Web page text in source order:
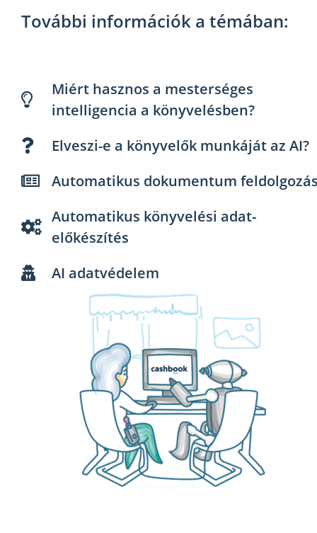
További információk a témában:​
Miért hasznos a mesterséges
intelligencia a könyvelésben?
Elveszi-e a könyvelők munkáját az AI?
Automatikus dokumentum
Automatikus könyvelési adat-
előkészítés
AI adatvédelem